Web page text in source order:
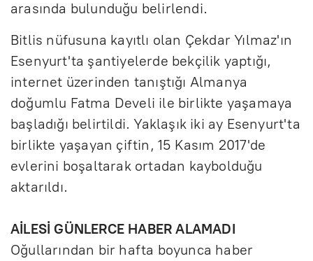
arasında bulunduğu belirlendi.
Bitlis nüfusuna kayıtlı olan Çekdar Yılmaz'ın
Esenyurt'ta şantiyelerde bekçilik yaptığı,
internet üzerinden tanıştığı Almanya
doğumlu Fatma Develi ile birlikte yaşamaya
başladığı belirtildi. Yaklaşık iki ay Esenyurt'ta
birlikte yaşayan çiftin, 15 Kasım 2017'de
evlerini boşaltarak ortadan kaybolduğu
aktarıldı.
AİLESİ GÜNLERCE HABER ALAMADI
Oğullarından bir hafta boyunca haber